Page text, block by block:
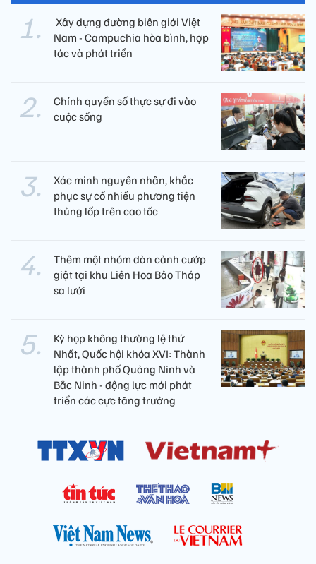
​ Xây dựng đường biên giới Việt
Nam - Campuchia hòa bình, hợp
tác và phát triển
Chính quyền số thực sự đi vào
cuộc sống
Xác minh nguyên nhân, khắc
phục sự cố nhiều phương tiện
thủng lốp trên cao tốc
Thêm một nhóm dàn cảnh cướp
giật tại khu Liên Hoa Bảo Tháp
sa lưới
Kỳ họp không thường lệ thứ
Nhất, Quốc hội khóa XVI: Thành
lập thành phố Quảng Ninh và
Bắc Ninh - động lực mới phát
triển các cực tăng trưởng